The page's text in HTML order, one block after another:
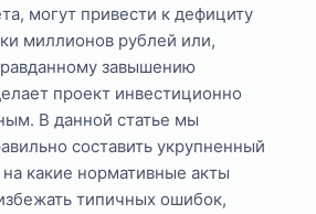
могут привести к дефициту
миллионов рублей или,
завышению
проект инвестиционно
В данной статье мы
составить укрупненный
какие нормативные акты
типичных ошибок,